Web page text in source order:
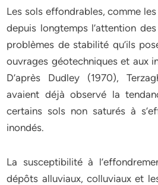
Les sols effondrables, comme
depuis longtemps l’attention
problèmes de stabilité qu’ils
ouvrages géotechniques et aux
D’après Dudley (1970),
avaient déjà observé la
certains sols non saturés à
inondés.
La susceptibilité à
dépôts alluviaux, colluviaux et